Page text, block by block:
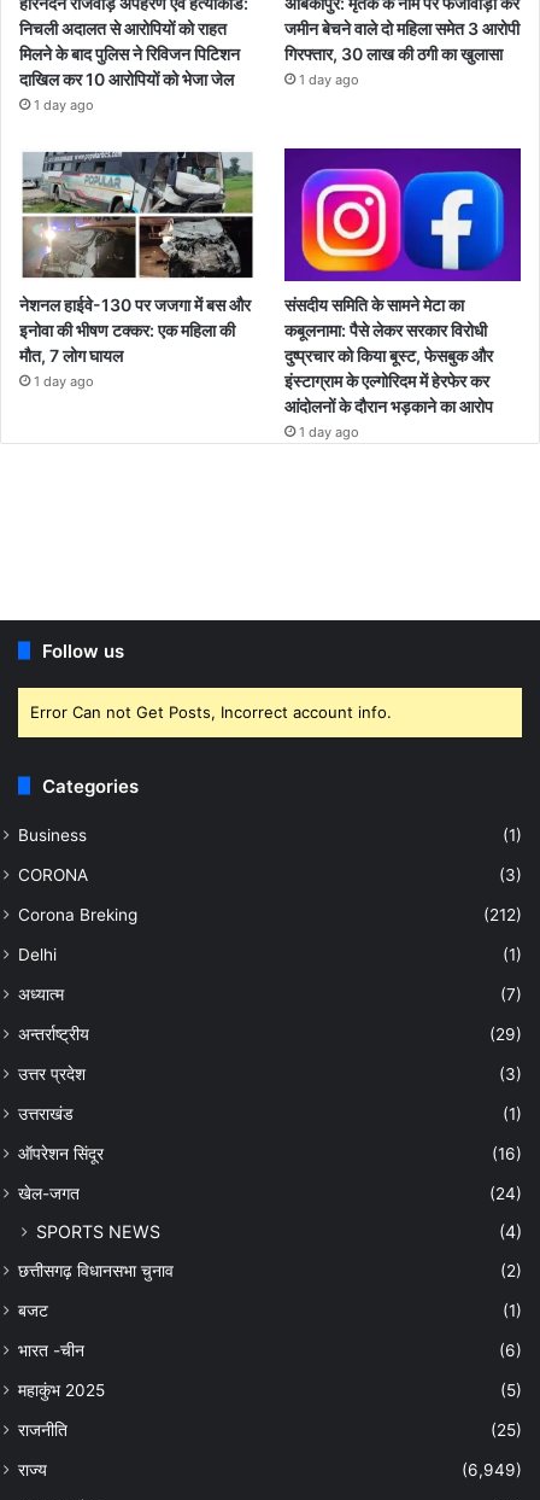
निचली अदालत से आरोपियों को राहत
मिलने के बाद पुलिस ने रिविजन पिटिशन
दाखिल कर 10 आरोपियों को भेजा जेल
1 day ago
जमीन बेचने वाले दो महिला समेत 3 आरोपी
गिरफ्तार, 30 लाख की ठगी का खुलासा
1 day ago
नेशनल हाईवे-130 पर जजगा में बस और
इनोवा की भीषण टक्कर: एक महिला की
मौत, 7 लोग घायल
1 day ago
संसदीय समिति के सामने मेटा का
कबूलनामा: पैसे लेकर सरकार विरोधी
दुष्प्रचार को किया बूस्ट, फेसबुक और
इंस्टाग्राम के एल्गोरिदम में हेरफेर कर
आंदोलनों के दौरान भड़काने का आरोप
1 day ago
Follow us
Error Can not Get Posts, Incorrect account info.
Categories
Business (1)
CORONA (3)
Corona Breking (212)
Delhi (1)
अध्यात्म (7)
अन्तर्राष्ट्रीय (29)
उत्तर प्रदेश (3)
उत्तराखंड (1)
ऑपरेशन सिंदूर (16)
खेल-जगत (24)
SPORTS NEWS (4)
छत्तीसगढ़ विधानसभा चुनाव (2)
बजट (1)
भारत -चीन (6)
महाकुंभ 2025 (5)
राजनीति (25)
राज्य (6,949)